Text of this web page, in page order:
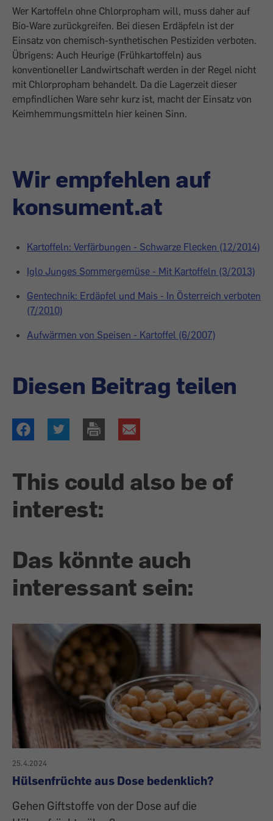
Wer Kartoffeln ohne Chlorpropham will, muss daher auf
Bio-Ware zurückgreifen. Bei diesen Erdäpfeln ist der
Einsatz von chemisch-synthetischen Pestiziden verboten.
Übrigens: Auch Heurige (Frühkartoffeln) aus
konventioneller Landwirtschaft werden in der Regel nicht
mit Chlorpropham behandelt. Da die Lagerzeit dieser
empfindlichen Ware sehr kurz ist, macht der Einsatz von
Keimhemmungsmitteln hier keinen Sinn.
Wir empfehlen auf
konsument.at
Kartoffeln: Verfärbungen - Schwarze Flecken (12/2014)
Iglo Junges Sommergemüse - Mit Kartoffeln (3/2013)
Gentechnik: Erdäpfel und Mais - In Österreich verboten
(7/2010)
Aufwärmen von Speisen - Kartoffel (6/2007)
Diesen Beitrag teilen
This could also be of
interest:
Das könnte auch
interessant sein:
25.4.2024
Hülsenfrüchte aus Dose bedenklich?
Gehen Giftstoffe von der Dose auf die